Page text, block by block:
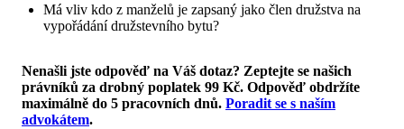
Má vliv kdo z manželů je zapsaný jako člen družstva na
vypořádání družstevního bytu?
Nenašli jste odpověď na Váš dotaz? Zeptejte se našich
právníků za drobný poplatek 99 Kč. Odpověď obdržíte
maximálně do 5 pracovních dnů. Poradit se s naším
advokátem.